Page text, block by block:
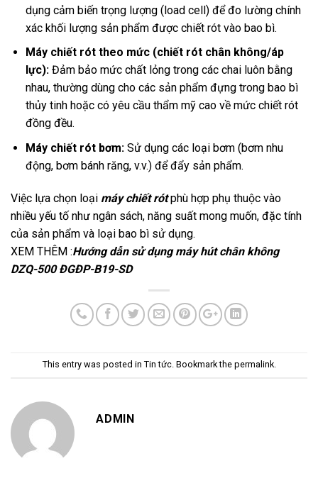
dụng cảm biến trọng lượng (load cell) để đo lường chính
xác khối lượng sản phẩm được chiết rót vào bao bì.
Máy chiết rót theo mức (chiết rót chân không/áp
lực):Đảm bảo mức chất lỏng trong các chai luôn bằng
nhau, thường dùng cho các sản phẩm đựng trong bao bì
thủy tinh hoặc có yêu cầu thẩm mỹ cao về mức chiết rót
đồng đều.
Máy chiết rót bơm:Sử dụng các loại bơm (bơm nhu
động, bơm bánh răng, v.v.) để đẩy sản phẩm.
Việc lựa chọn loại máy chiết rótphù hợp phụ thuộc vào
nhiều yếu tố như ngân sách, năng suất mong muốn, đặc tính
của sản phẩm và loại bao bì sử dụng.
XEM THÊM :Hướng dẫn sử dụng máy hút chân không
DZQ-500 ĐGĐP-B19-SD
This entry was posted in Tin tức. Bookmark the permalink.
ADMIN